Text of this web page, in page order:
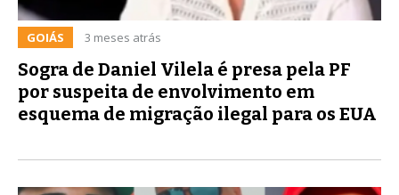
GOIÁS 3 meses atrás
Sogra de Daniel Vilela é presa pela PF
por suspeita de envolvimento em
esquema de migração ilegal para os EUA